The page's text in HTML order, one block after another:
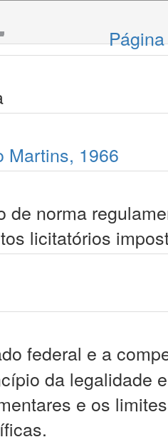
Martins, 1966
de norma
licitatórios
federal e a
da legalidade
e os